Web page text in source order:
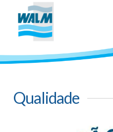
Qualidade